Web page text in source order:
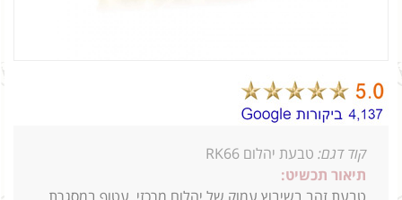
קוד דגם: טבעת יהלום RK66
תיאור תכשיט: